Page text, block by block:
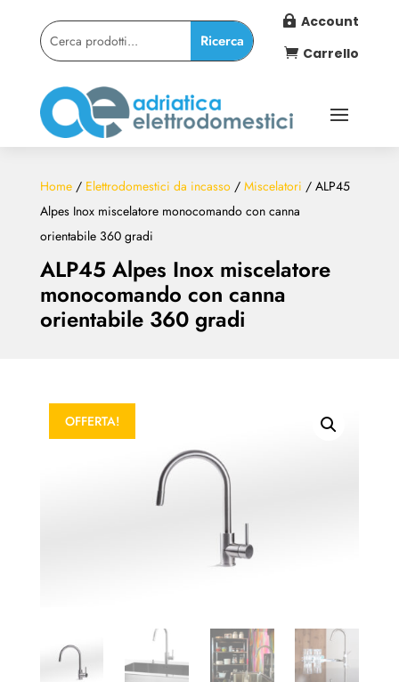
 Account
 Carrello
ALP45 Alpes Inox miscelatore
monocomando con canna
orientabile 360 gradi
Home/ Elettrodomestici da incasso/ Miscelatori / ALP45
Alpes Inox miscelatore monocomando con canna
orientabile 360 gradi
OFFERTA!